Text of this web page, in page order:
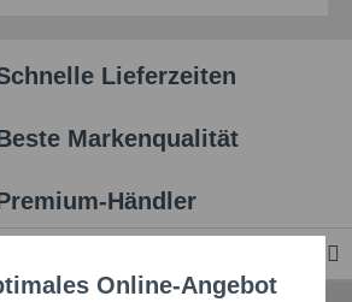
Lieferzeiten
Markenqualität
Händler
Aktiv
Online-Angebot